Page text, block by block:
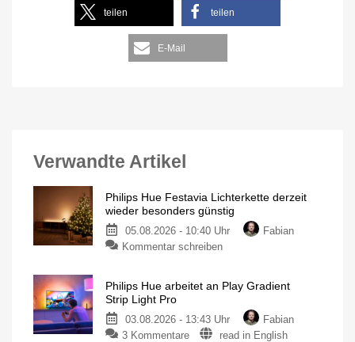
teilen teilen
E-Mail
Verwandte Artikel
Philips Hue Festavia Lichterkette derzeit
wieder besonders günstig
05.08.2026 - 10:40 Uhr
Fabian
Kommentar schreiben
Philips Hue arbeitet an Play Gradient
Strip Light Pro
03.08.2026 - 13:43 Uhr
Fabian
3 Kommentare
read in English